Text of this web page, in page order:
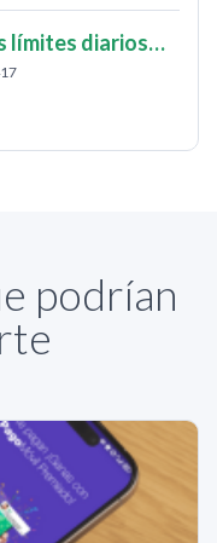
límites diarios…
podrían